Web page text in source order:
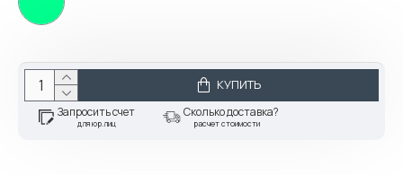
КУПИТЬ
Запросить счет
для юр.лиц
Сколько доставка?
расчет стоимости